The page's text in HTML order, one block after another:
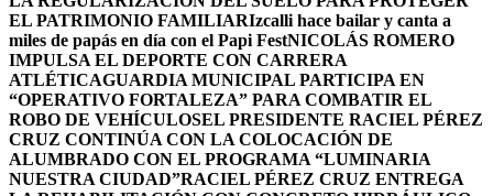
EL PATRIMONIO FAMILIARIzcalli hace bailar y canta a
miles de papás en día con el Papi FestNICOLÁS ROMERO
IMPULSA EL DEPORTE CON CARRERA
ATLÉTICAGUARDIA MUNICIPAL PARTICIPA EN
“OPERATIVO FORTALEZA” PARA COMBATIR EL
ROBO DE VEHÍCULOSEL PRESIDENTE RACIEL PÉREZ
CRUZ CONTINÚA CON LA COLOCACIÓN DE
ALUMBRADO CON EL PROGRAMA “LUMINARIA
NUESTRA CIUDAD”RACIEL PÉREZ CRUZ ENTREGA